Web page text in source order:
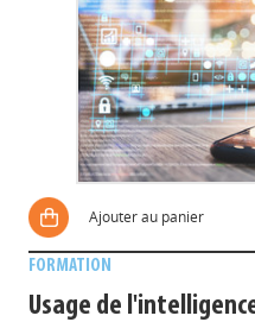
Ajouter au panier
FORMATION
Usage de